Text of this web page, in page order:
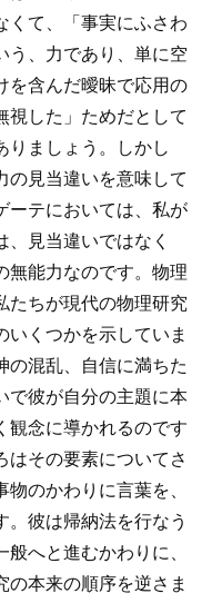
くて、「事実にふさわ
う、力であり、単に空
を含んだ曖昧で応用の
視した」ためだとして
りましょう。しかし
の見当違いを意味して
ーテにおいては、私が
見当違いではなく
無能力なのです。物理
たちが現代の物理研究
いくつかを示していま
の混乱、自信に満ちた
で彼が自分の主題に本
観念に導かれるのです
はその要素についてさ
のかわりに言葉を、
。彼は帰納法を行なう
へと進むかわりに、
の本来の順序を逆さま